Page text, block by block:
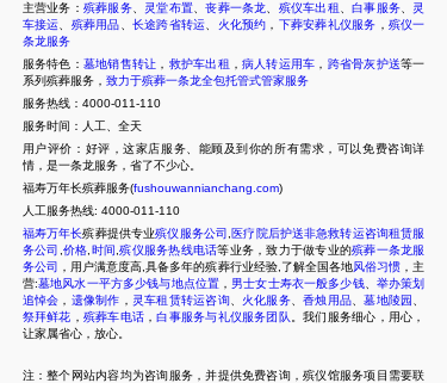
主营业务： 殡葬服务、 灵堂布置 、丧葬一条龙 殡仪车出租 、白事服务
灵
车接运
殡葬用品 长途跨省转运 火化预约 ， 下葬安葬礼仪服务 ， 殡仪一
条龙服务
服务特色： 墓地销售转让 ， 救护车出租 ， 病人转运用车 ， 跨省骨灰护送等一
系列殡葬服务， 致力于殡葬一条龙全包托管式管家服务
服务热线：4000-011-110
服务时间：人工、全天
用户评价：好评，这家店服务、能顾及到你的所有需求，可以免费咨询详
情，是一条龙服务，省了不少心。
福寿万年长殡葬服务(fushouwannianchang.com)
人工服务热线: 4000-011-110
福寿万年长殡葬提供专业殡仪服务公司 医疗院后护送非急救转运咨询租赁服
务公司 价格 时间 殡仪服务热线电话等业务，致力于做专业的殡葬一条龙服
务公司
，用户满意度高,具备多年的殡葬行业经验,了解全国各地风俗习惯 ，主
营:墓地风水一平方多少钱与地点位置 ， 男士女士寿衣一般多少钱、 举办策划
追悼会 ， 遗像制作 ， 灵车租赁转运咨询、 火化服务、香烛用品 、墓地陵园
祭拜鲜花 ， 殡葬车电话 ，白事服务与礼仪服务团队
。我们服务细心，用心，
让家属省心，放心。
注：整个网站内容均为咨询服务，并提供免费咨询，殡仪馆服务项目需要联